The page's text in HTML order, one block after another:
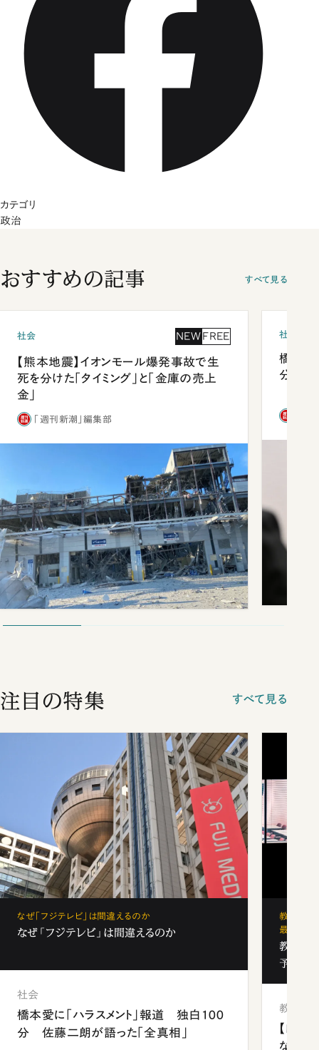
カテゴリ
政治
おすすめの記事 すべて見る
社会 NEW FREE
【熊本地震】イオンモール爆発事故で生
死を分けた「タイミング」と「金庫の売上
金」
「週刊新潮」編集部
社会
橋本愛
分 佐
注目の特集 すべて見る
なぜ「フジテレビ」は間違えるのか
なぜ「フジテレビ」は間違えるのか
社会
橋本愛に「ハラスメント」報道 独白100
分 佐藤二朗が語った「全真相」
教育の地
最新勢力
教育の
予備校
教育
【四
ながら